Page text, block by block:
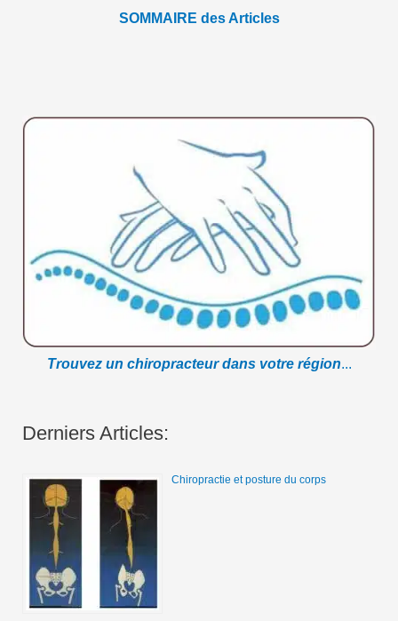
SOMMAIRE des Articles
Trouvez un chiropracteur dans votre région...
Derniers Articles:
Chiropractie et posture du corps